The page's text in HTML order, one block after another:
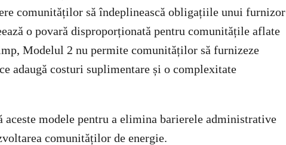
comunităților să îndeplinească obligațiile unui furnizor
o povară disproporționată pentru comunitățile aflate
Modelul 2 nu permite comunităților să furnizeze
adaugă costuri suplimentare și o complexitate
aceste modele pentru a elimina barierele administrative
comunităților de energie.